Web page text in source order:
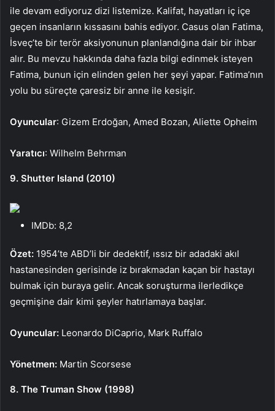
ile devam ediyoruz dizi listemize. Kalifat, hayatları iç içe
geçen insanların kıssasını bahis ediyor. Casus olan Fatima,
İsveç’te bir terör aksiyonunun planlandığına dair bir ihbar
alır. Bu mevzu hakkında daha fazla bilgi edinmek isteyen
Fatima, bunun için elinden gelen her şeyi yapar. Fatima’nın
yolu bu süreçte çaresiz bir anne ile kesişir.
Oyuncular: Gizem Erdoğan, Amed Bozan, Aliette Opheim
Yaratıcı: Wilhelm Behrman
9. Shutter Island (2010)
IMDb: 8,2
Özet: 1954’te ABD’li bir dedektif, ıssız bir adadaki akıl
hastanesinden gerisinde iz bırakmadan kaçan bir hastayı
bulmak için buraya gelir. Ancak soruşturma ilerledikçe
geçmişine dair kimi şeyler hatırlamaya başlar.
Oyuncular: Leonardo DiCaprio, Mark Ruffalo
Yönetmen: Martin Scorsese
8. The Truman Show (1998)